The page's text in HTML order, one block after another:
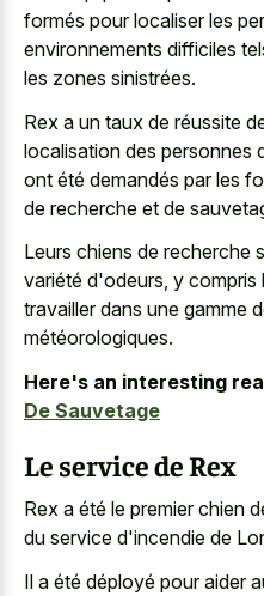
formés pour localiser les
environnements difficiles
les zones sinistrées.
Rex a un taux de réussite
localisation des personnes
ont été demandés par les
de recherche et de
Leurs chiens de recherche
variété d'odeurs, y
travailler dans une gamme
météorologiques.
Here's an interesting
De Sauvetage
Le service de Rex
Rex a été le premier chien
du service d'incendie de
Il a été déployé pour aider